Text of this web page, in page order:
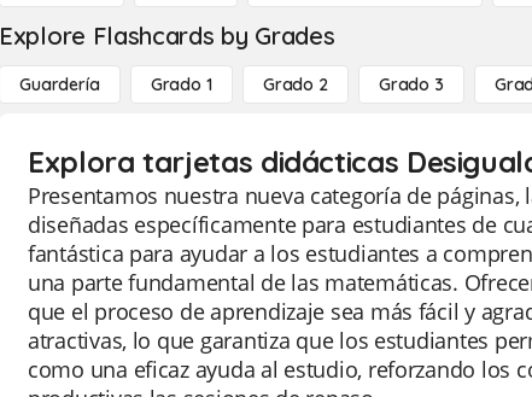
Explore Flashcards by Grades
Guardería Grado 1 Grado 2 Grado 3
Explora tarjetas didácticas
Presentamos nuestra nueva categoría de
diseñadas específicamente para estudiantes de
fantástica para ayudar a los estudiantes a
una parte fundamental de las matemáticas.
que el proceso de aprendizaje sea más fácil y
atractivas, lo que garantiza que los estudiantes
como una eficaz ayuda al estudio, reforzando los